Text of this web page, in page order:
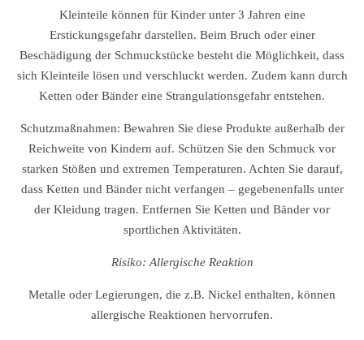
Kleinteile können für Kinder unter 3 Jahren eine
Erstickungsgefahr darstellen. Beim Bruch oder einer
Beschädigung der Schmuckstücke besteht die Möglichkeit, dass
sich Kleinteile lösen und verschluckt werden. Zudem kann durch
Ketten oder Bänder eine Strangulationsgefahr entstehen.
Schutzmaßnahmen: Bewahren Sie diese Produkte außerhalb der
Reichweite von Kindern auf. Schützen Sie den Schmuck vor
starken Stößen und extremen Temperaturen. Achten Sie darauf,
dass Ketten und Bänder nicht verfangen – gegebenenfalls unter
der Kleidung tragen. Entfernen Sie Ketten und Bänder vor
sportlichen Aktivitäten.
Risiko: Allergische Reaktion
Metalle oder Legierungen, die z.B. Nickel enthalten, können
allergische Reaktionen hervorrufen.